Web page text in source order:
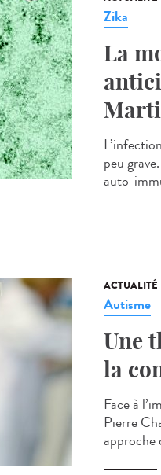
Zika
La
peu
auto-
ACTUALITÉ
Autisme
Une
la
Face à
Pierre
approche